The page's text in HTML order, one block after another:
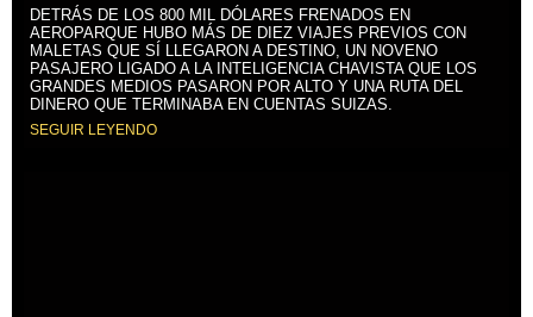
DETRÁS DE LOS 800 MIL DÓLARES FRENADOS EN
AEROPARQUE HUBO MÁS DE DIEZ VIAJES PREVIOS CON
MALETAS QUE SÍ LLEGARON A DESTINO, UN NOVENO
PASAJERO LIGADO A LA INTELIGENCIA CHAVISTA QUE LOS
GRANDES MEDIOS PASARON POR ALTO Y UNA RUTA DEL
DINERO QUE TERMINABA EN CUENTAS SUIZAS.
SEGUIR LEYENDO